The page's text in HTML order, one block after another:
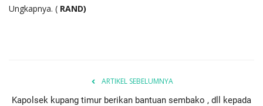
Ungkapnya. ( RAND)
ARTIKEL SEBELUMNYA
Kapolsek kupang timur berikan bantuan sembako , dll kepada